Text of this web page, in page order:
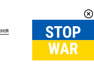
Вгору↑